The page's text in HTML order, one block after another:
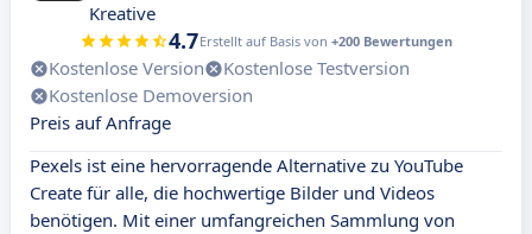
Kreative
4.7Erstellt auf Basis von +200 Bewertungen
Kostenlose Version
Kostenlose Testversion
Kostenlose Demoversion
Preis auf Anfrage
Pexels ist eine hervorragende Alternative zu YouTube
Create für alle, die hochwertige Bilder und Videos
benötigen. Mit einer umfangreichen Sammlung von